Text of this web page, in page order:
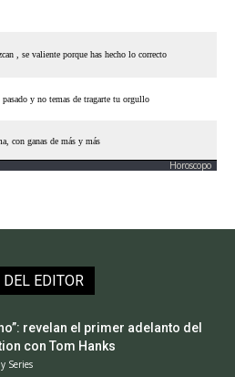
Horoscopo
EDITOR
revelan el primer adelanto del
con Tom Hanks
Series